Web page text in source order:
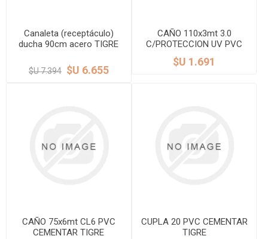
Canaleta (receptáculo)
ducha 90cm acero TIGRE
$U 7.394 $U 6.655
CAÑO 110x3mt 3.0
C/PROTECCION UV PVC
$U 1.691
CAÑO 75x6mt CL6 PVC
CEMENTAR TIGRE
CUPLA 20 PVC CEMENTAR
TIGRE